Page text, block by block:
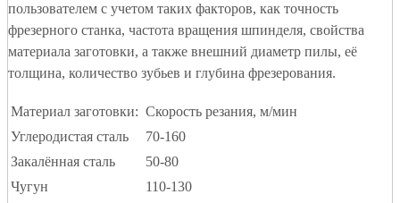
пользователем с учетом таких факторов, как точность
фрезерного станка, частота вращения шпинделя, свойства
материала заготовки, а также внешний диаметр пилы, её
толщина, количество зубьев и глубина фрезерования.
Материал заготовки: Скорость резания, м/мин
Углеродистая сталь
70-160
Закалённая сталь
50-80
Чугун
110-130